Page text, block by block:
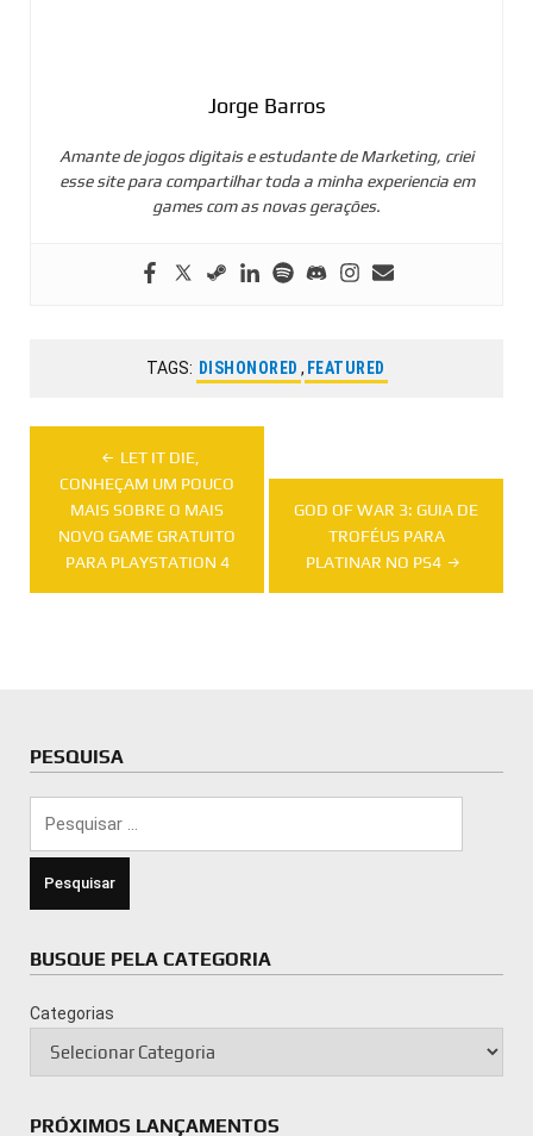
Jorge Barros
Amante de jogos digitais e estudante de Marketing, criei
esse site para compartilhar toda a minha experiencia em
games com as novas gerações.
TAGS: DISHONORED , FEATURED
Navegação
de
Post
LET IT DIE,
CONHEÇAM UM POUCO
MAIS SOBRE O MAIS
NOVO GAME GRATUITO
PARA PLAYSTATION 4
GOD OF WAR 3: GUIA DE
TROFÉUS PARA
PLATINAR NO PS4
PESQUISA
BUSQUE PELA CATEGORIA
Categorias
PRÓXIMOS LANÇAMENTOS